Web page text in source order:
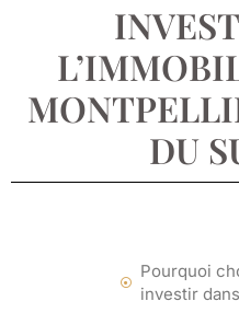
DU
Pourquoi
investir